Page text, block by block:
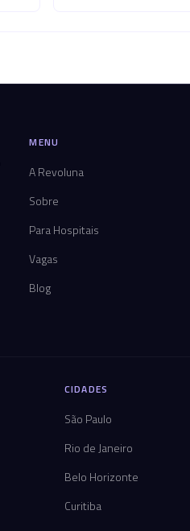
MENU
A Revoluna
Sobre
Para Hospitais
Vagas
Blog
CIDADES
São Paulo
Rio de Janeiro
Belo Horizonte
Curitiba